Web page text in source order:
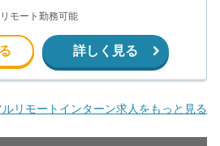
モート勤務可能
詳しく見る
ルリモートインターン求人をもっと見る